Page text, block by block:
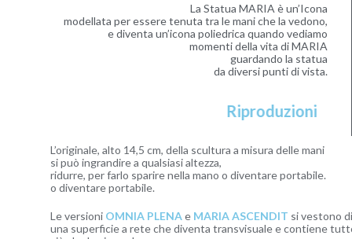
La Statua MARIA è un’Icona
modellata per essere tenuta tra le mani che la vedono,
e diventa un’icona poliedrica quando vediamo
momenti della vita di MARIA
guardando la statua
da diversi punti di vista.
Riproduzioni
L’originale, alto 14,5 cm, della scultura a misura delle mani
si può ingrandire a qualsiasi altezza,
ridurre, per farlo sparire nella mano o diventare portabile.
o diventare portabile.
Le versioniOMNIA PLENAeMARIA ASCENDITsi vestono di
una superficie a rete che diventa transvisuale e contiene tutto